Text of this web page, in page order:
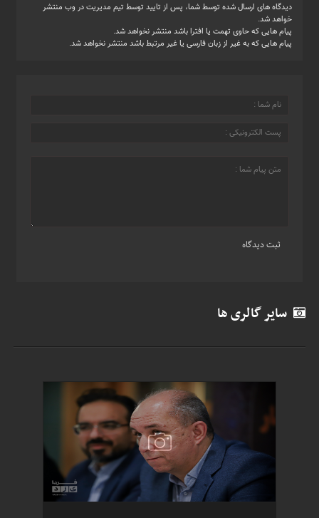
دیدگاه های ارسال شده توسط شما، پس از تایید توسط تیم مدیریت در وب منتشر
خواهد شد.
پیام هایی که حاوی تهمت یا افترا باشد منتشر نخواهد شد.
پیام هایی که به غیر از زبان فارسی یا غیر مرتبط باشد منتشر نخواهد شد.
سایر گالری ها